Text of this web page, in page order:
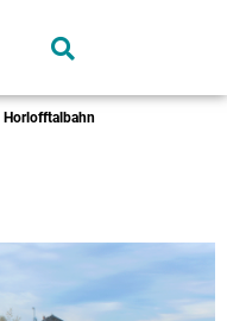
Horlofftalbahn